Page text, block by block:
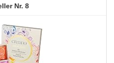
8